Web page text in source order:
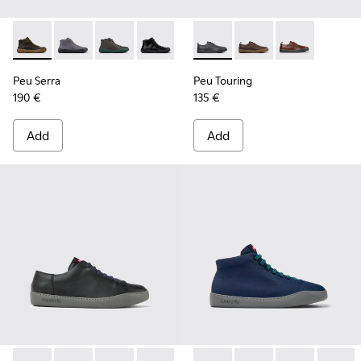
Peu Serra - K300541-004 - Green Regenerative Leather
Peu Serra - K300541-005
Peu Serra - K300541-003
Peu Serra - K300541-001 - Black
Peu Serra
190 €
Add
Peu Touring - K100977-004
Peu Touring -Peu Touring -
Peu Touring
135 €
Add